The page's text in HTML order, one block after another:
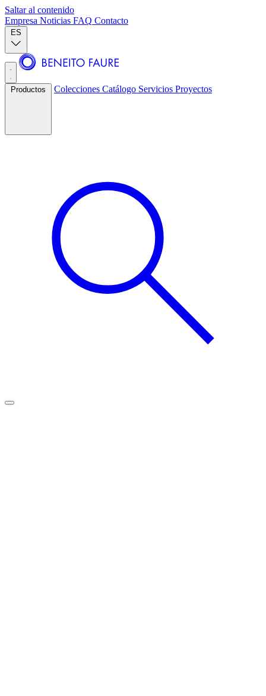
Saltar al contenido
Empresa Noticias FAQ Contacto
ES
Productos Colecciones Catálogo Servicios Proyectos